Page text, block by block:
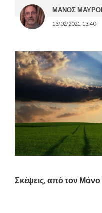
ΜΑΝΟΣ
13/02/2021, 13:40
Σκέψεις, από τον